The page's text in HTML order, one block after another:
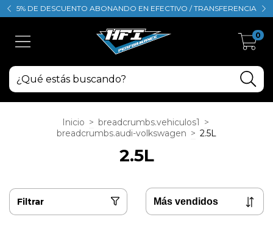
5% DE DESCUENTO ABONANDO EN EFECTIVO / TRANSFERENCIA
0
Inicio > breadcrumbs.vehiculos1 >
breadcrumbs.audi-volkswagen > 2.5L
2.5L
Filtrar